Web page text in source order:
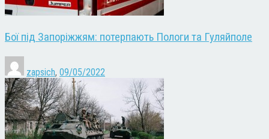
Бої під Запоріжжям: потерпають Пологи та Гуляйполе
zapsich, 09/05/2022